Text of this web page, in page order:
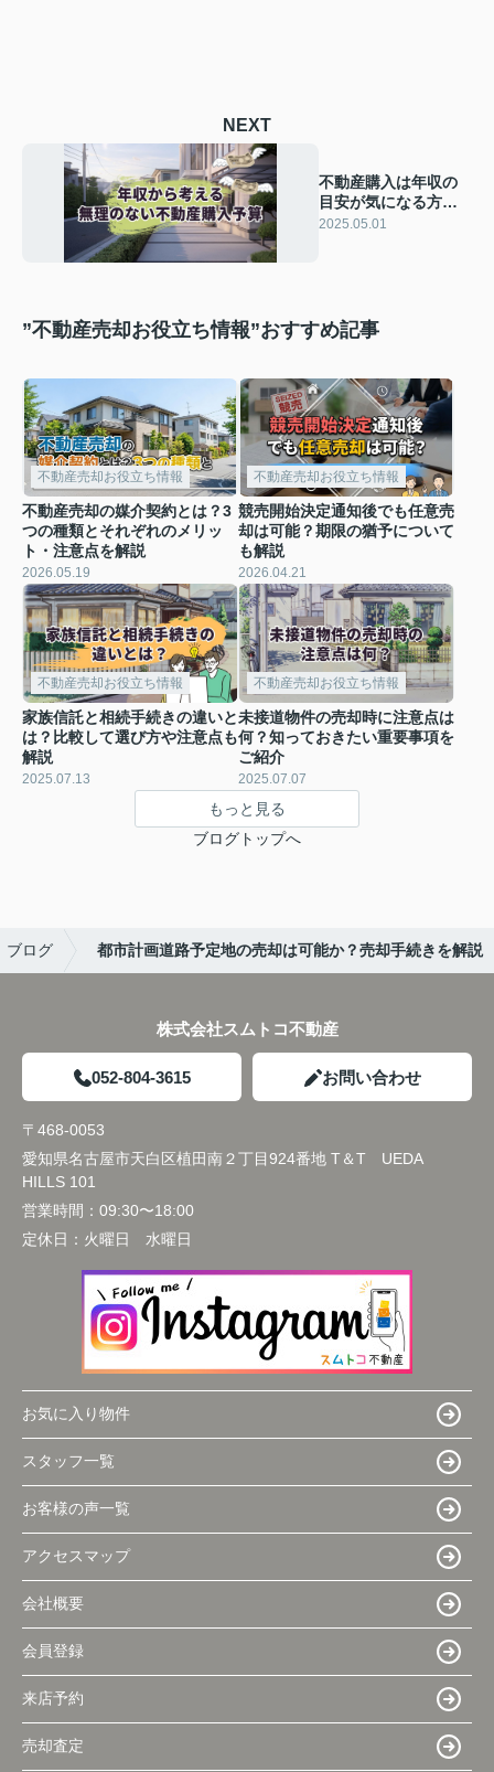
NEXT
不動産購入は年収の
目安が気になる方必
見！無理なく買える
2025.05.01
”不動産売却お役立ち情報”おすすめ記事
不動産売却お役立ち情報
不動産売却の媒介契約とは？3
つの種類とそれぞれのメリッ
ト・注意点を解説
2026.05.19
不動産売却お役立ち情報
競売開始決定通知後でも任意売
却は可能？期限の猶予について
も解説
2026.04.21
不動産売却お役立ち情報
家族信託と相続手続きの違いと
は？比較して選び方や注意点も
解説
2025.07.13
不動産売却お役立ち情報
未接道物件の売却時に注意点は
何？知っておきたい重要事項を
ご紹介
2025.07.07
もっと見る
ブログトップへ
ブログ 都市計画道路予定地の売却は可能か？売却手続きを解説
株式会社スムトコ不動産
052-804-3615 お問い合わせ
〒468-0053
愛知県名古屋市天白区植田南２丁目924番地 T＆T UEDA
HILLS 101
営業時間： 09:30〜18:00
定休日： 火曜日 水曜日
お気に入り物件
スタッフ一覧
お客様の声一覧
アクセスマップ
会社概要
会員登録
来店予約
売却査定